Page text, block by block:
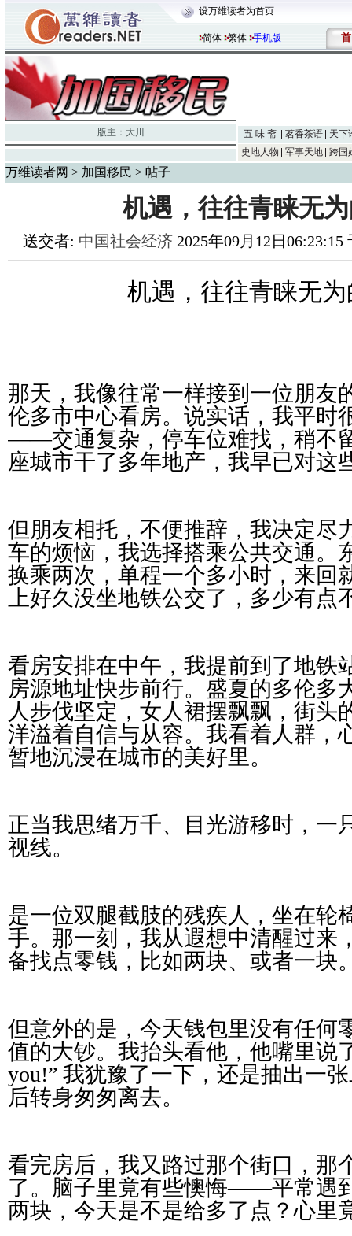
设万维读者为首页
简体 繁体 手机版 首
版主： 大川 五 味 斋 茗香茶语
天下
史地人物
军事天地 跨国
万维读者网 > 加国移民 > 帖子
机遇，往往青睐无
送交者: 中国社会经济 2025年09月12日
机遇，往往青睐无
那天，我像往常一样接到一位朋友
伦多市中心看房。说实话，我平时
——交通复杂，停车位难找，稍不
座城市干了多年地产，我早已对这
但朋友相托，不便推辞，我决定尽
车的烦恼，我选择搭乘公共交通。
换乘两次，单程一个多小时，来回
上好久没坐地铁公交了，多少有点
看房安排在中午，我提前到了地铁
房源地址快步前行。盛夏的多伦多
人步伐坚定，女人裙摆飘飘，街头
洋溢着自信与从容。我看着人群，
暂地沉浸在城市的美好里。
正当我思绪万千、目光游移时，一
视线。
是一位双腿截肢的残疾人，坐在轮
手。那一刻，我从遐想中清醒过来
备找点零钱，比如两块、或者一块
但意外的是，今天钱包里没有任何
值的大钞。我抬头看他，他嘴里说
you!” 我犹豫了一下，还是抽出一
后转身匆匆离去。
看完房后，我又路过那个街口，那
了。脑子里竟有些懊悔——平常遇
两块，今天是不是给多了点？心里